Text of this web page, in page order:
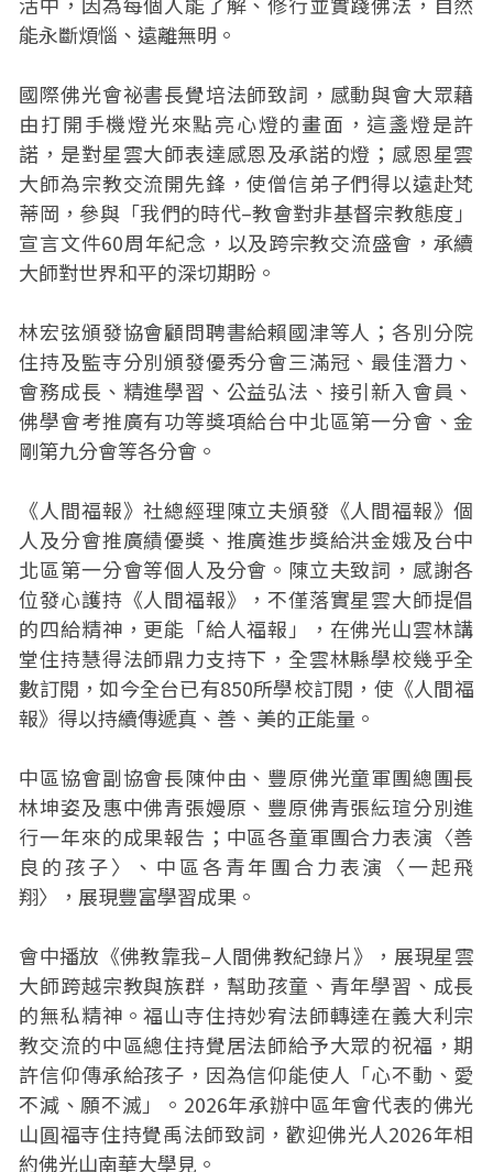
能永斷煩惱、遠離無明。
國際佛光會祕書長覺培法師致詞，感動與會大眾藉
由打開手機燈光來點亮心燈的畫面，這盞燈是許
諾，是對星雲大師表達感恩及承諾的燈；感恩星雲
大師為宗教交流開先鋒，使僧信弟子們得以遠赴梵
蒂岡，參與「我們的時代–教會對非基督宗教態度」
宣言文件60周年紀念，以及跨宗教交流盛會，承續
大師對世界和平的深切期盼。
林宏弦頒發協會顧問聘書給賴國津等人；各別分院
住持及監寺分別頒發優秀分會三滿冠、最佳潛力、
會務成長、精進學習、公益弘法、接引新入會員、
佛學會考推廣有功等獎項給台中北區第一分會、金
剛第九分會等各分會。
《人間福報》社總經理陳立夫頒發《人間福報》個
人及分會推廣績優獎、推廣進步獎給洪金娥及台中
北區第一分會等個人及分會。陳立夫致詞，感謝各
位發心護持《人間福報》，不僅落實星雲大師提倡
的四給精神，更能「給人福報」，在佛光山雲林講
堂住持慧得法師鼎力支持下，全雲林縣學校幾乎全
數訂閱，如今全台已有850所學校訂閱，使《人間福
報》得以持續傳遞真、善、美的正能量。
中區協會副協會長陳仲由、豐原佛光童軍團總團長
林坤姿及惠中佛青張嫚原、豐原佛青張紜瑄分別進
行一年來的成果報告；中區各童軍團合力表演〈善
良的孩子〉、中區各青年團合力表演〈一起飛
翔〉，展現豐富學習成果。
會中播放《佛教靠我–人間佛教紀錄片》，展現星雲
大師跨越宗教與族群，幫助孩童、青年學習、成長
的無私精神。福山寺住持妙宥法師轉達在義大利宗
教交流的中區總住持覺居法師給予大眾的祝福，期
許信仰傳承給孩子，因為信仰能使人「心不動、愛
不減、願不滅」。2026年承辦中區年會代表的佛光
山圓福寺住持覺禹法師致詞，歡迎佛光人2026年相
約佛光山南華大學見。